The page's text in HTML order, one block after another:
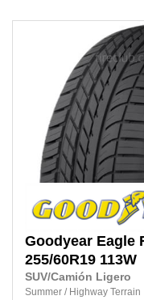
Goodyear Eagle
255/60R19 113W
SUV/Camión Ligero
Summer / Highway Terrain